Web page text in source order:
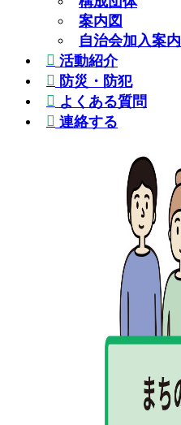
案内図
自治会加入案内
活動紹介
防災・防犯
よくある質問
連絡する